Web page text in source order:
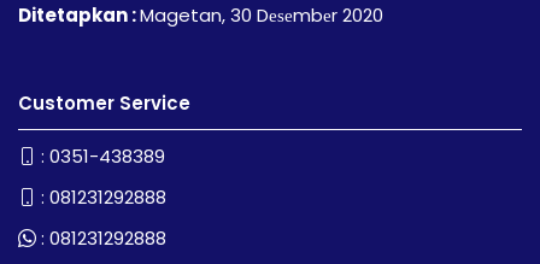
Ditetapkan :Magetan, 30 Dеѕеmbеr 2020
Customer Service
: 0351-438389
: 081231292888
: 081231292888